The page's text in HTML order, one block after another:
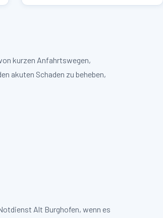
kurzen Anfahrtswegen,
akuten Schaden zu beheben,
Alt Burghofen, wenn es